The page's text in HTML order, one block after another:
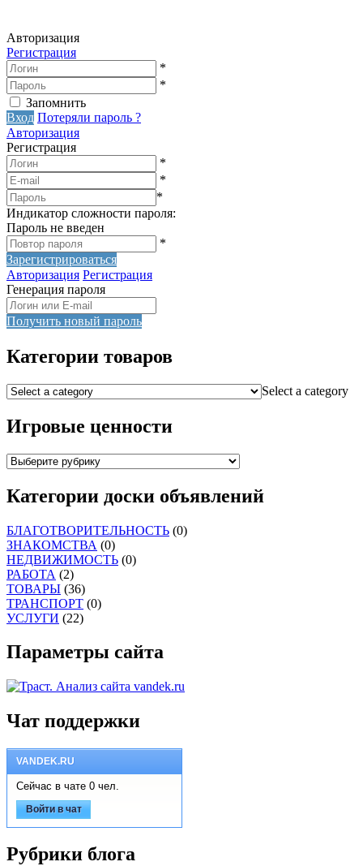
Авторизация
Регистрация
*
*
Запомнить
Вход Потеряли пароль ?
Авторизация
Регистрация
*
*
*
Индикатор сложности пароля:
Пароль не введен
*
Зарегистрироваться
Авторизация Регистрация
Генерация пароля
Получить новый пароль
Категории товаров
Select a category
Игровые ценности
Категории доски объявлений
БЛАГОТВОРИТЕЛЬНОСТЬ (0)
ЗНАКОМСТВА (0)
НЕДВИЖИМОСТЬ (0)
РАБОТА (2)
ТОВАРЫ (36)
ТРАНСПОРТ (0)
УСЛУГИ (22)
Параметры сайта
Чат поддержки
VANDEK.RU
Сейчас в чате 0 чел.
Войти в чат
Рубрики блога